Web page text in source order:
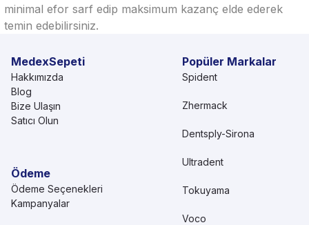
minimal efor sarf edip maksimum kazanç elde ederek
temin edebilirsiniz.
MedexSepeti
Hakkımızda
Blog
Bize Ulaşın
Satıcı Olun
Ödeme
Ödeme Seçenekleri
Kampanyalar
Popüler Markalar
Spident
Zhermack
Dentsply-Sirona
Ultradent
Tokuyama
Voco